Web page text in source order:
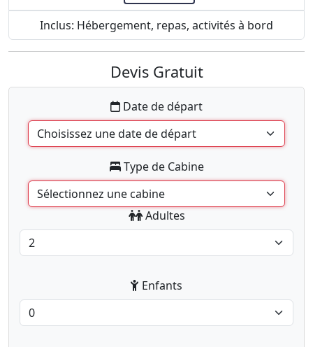
Inclus: Hébergement, repas, activités à bord
Devis Gratuit
Date de départ
Type de Cabine
Adultes
Enfants